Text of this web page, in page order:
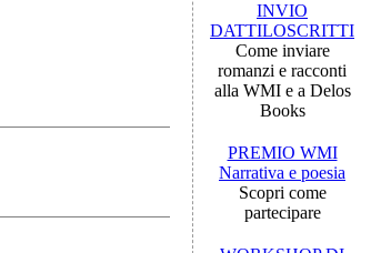
INVIO
DATTILOSCRITTI
Come inviare
romanzi e racconti
alla WMI e a Delos
Books
PREMIO WMI
Narrativa e poesia
Scopri come
partecipare